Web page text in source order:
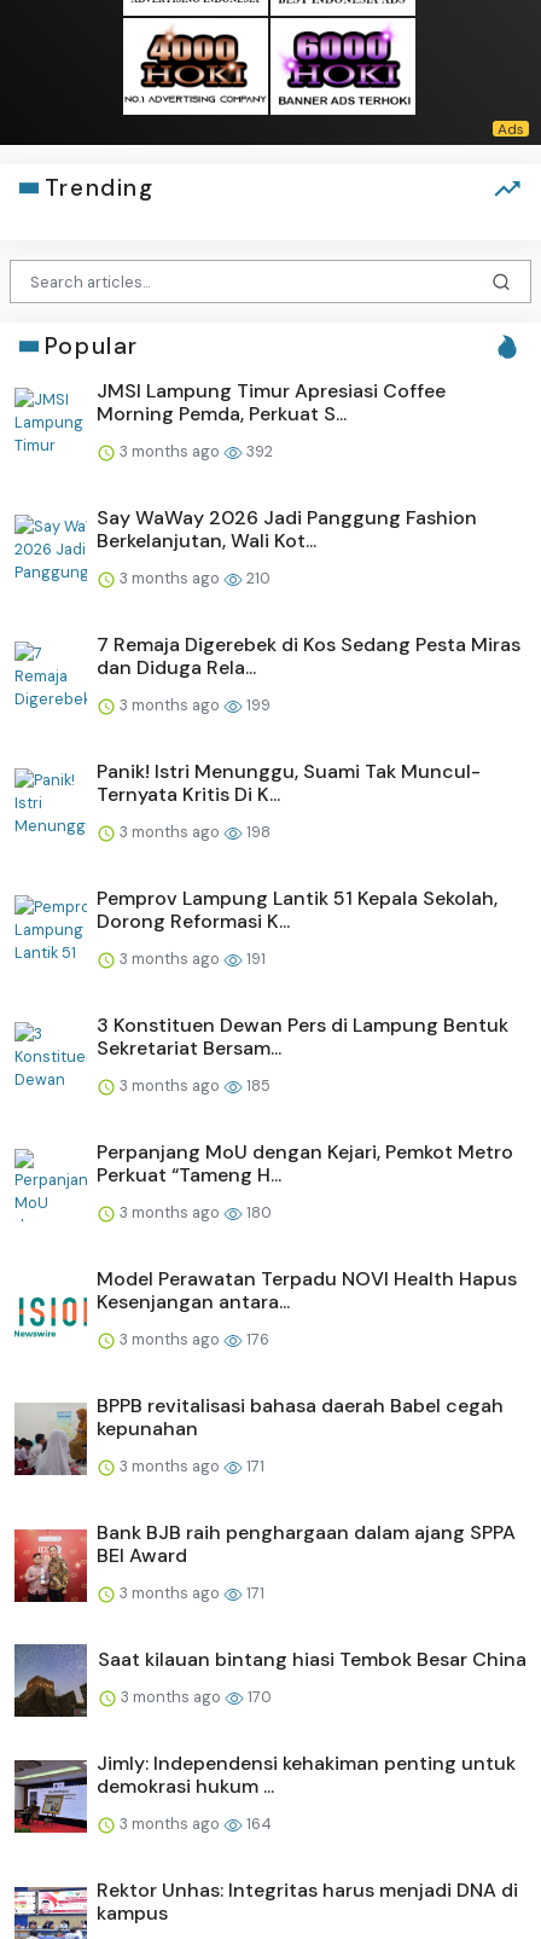
Trending
Popular
JMSI Lampung Timur Apresiasi Coffee
Morning Pemda, Perkuat S...
3 months ago 392
Say WaWay 2026 Jadi Panggung Fashion
Berkelanjutan, Wali Kot...
3 months ago 210
7 Remaja Digerebek di Kos Sedang Pesta Miras
dan Diduga Rela...
3 months ago 199
Panik! Istri Menunggu, Suami Tak Muncul-
Ternyata Kritis Di K...
3 months ago 198
Pemprov Lampung Lantik 51 Kepala Sekolah,
Dorong Reformasi K...
3 months ago 191
3 Konstituen Dewan Pers di Lampung Bentuk
Sekretariat Bersam...
3 months ago 185
Perpanjang MoU dengan Kejari, Pemkot Metro
Perkuat “Tameng H...
3 months ago 180
Model Perawatan Terpadu NOVI Health Hapus
Kesenjangan antara...
3 months ago 176
BPPB revitalisasi bahasa daerah Babel cegah
kepunahan
3 months ago 171
Bank BJB raih penghargaan dalam ajang SPPA
BEI Award
3 months ago 171
Saat kilauan bintang hiasi Tembok Besar China
3 months ago 170
Jimly: Independensi kehakiman penting untuk
demokrasi hukum ...
3 months ago 164
Rektor Unhas: Integritas harus menjadi DNA di
kampus